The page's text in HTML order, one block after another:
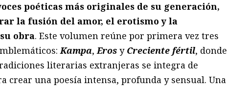
poéticas más originales de su generación,
la fusión del amor, el erotismo y la
obra. Este volumen reúne por primera vez tres
Kampa,Eros y Creciente fértil, donde
literarias extranjeras se integra de
crear una poesía intensa, profunda y sensual. Una